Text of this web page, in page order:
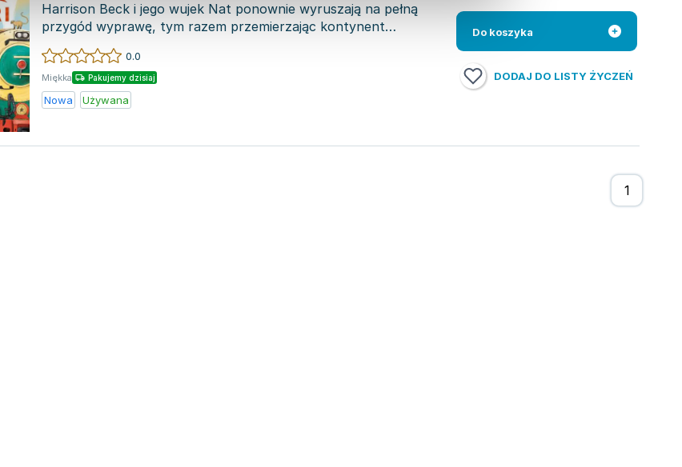
Harrison Beck i jego wujek Nat ponownie wyruszają na pełną
przygód wyprawę, tym razem przemierzając kontynent
afrykański. Ich podr...
0.0
Miękka Pakujemy dzisiaj
Nowa Używana
Do koszyka
DODAJ DO LISTY ŻYCZEŃ